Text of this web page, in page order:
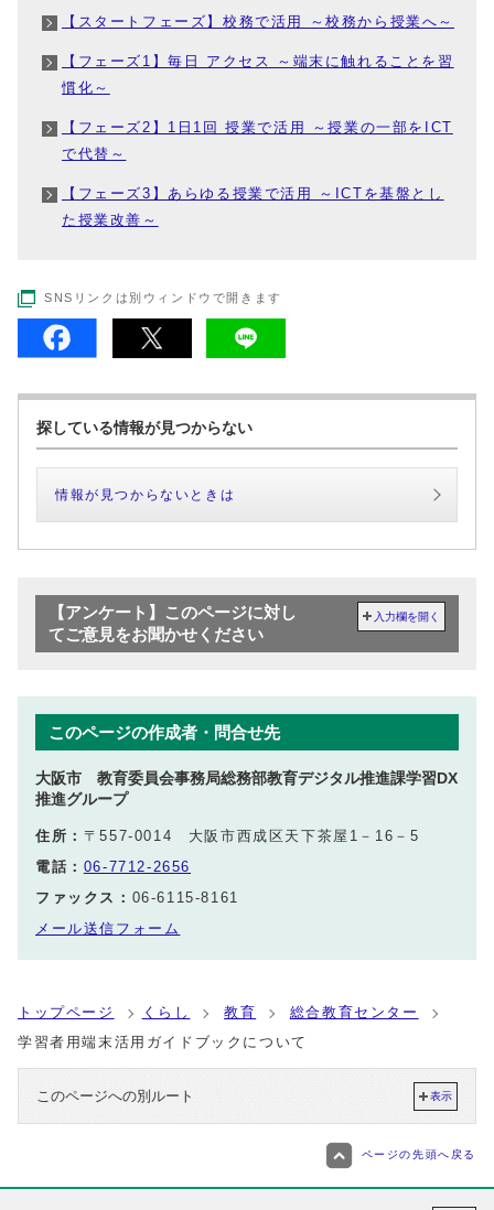
【スタートフェーズ】校務で活用 ～校務から授業へ～
【フェーズ1】毎日 アクセス ～端末に触れることを習
慣化～
【フェーズ2】1日1回 授業で活用 ～授業の一部をICT
で代替～
【フェーズ3】あらゆる授業で活用 ～ICTを基盤とし
た授業改善～
SNSリンクは別ウィンドウで開きます
探している情報が見つからない
情報が見つからないときは
【アンケート】このページに対し
てご意見をお聞かせください
入力欄を開く
このページの作成者・問合せ先
大阪市 教育委員会事務局総務部教育デジタル推進課学習DX
推進グループ
住所： 〒557-0014 大阪市西成区天下茶屋1－16－5
電話： 06-7712-2656
ファックス： 06-6115-8161
メール送信フォーム
トップページ くらし 教育
総合教育センター
学習者用端末活用ガイドブックについて
このページへの別ルート 表示
ページの先頭へ戻る